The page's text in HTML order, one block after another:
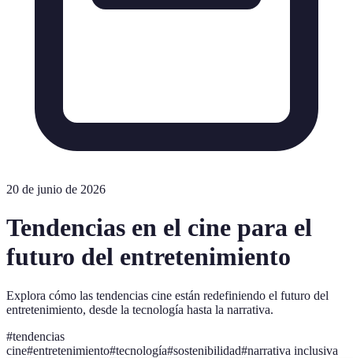
20 de junio de 2026
Tendencias en el cine para el
futuro del entretenimiento
Explora cómo las tendencias cine están redefiniendo el futuro del
entretenimiento, desde la tecnología hasta la narrativa.
#tendencias
cine#entretenimiento#tecnología#sostenibilidad#narrativa inclusiva